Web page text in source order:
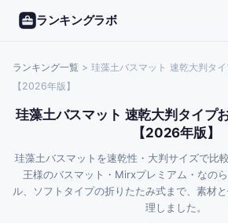
ランキングラボ
ランキング一覧 > 珪藻土バスマット 速乾大判タ
【2026年版】
珪藻土バスマット 速乾大判タイプ
【2026年版】
珪藻土バスマットを速乾性・大判サイズで比
王様のバスマット・Mirxプレミアム・なの
ル、ソフトタイプの折りたたみ式まで、素材
理しました。